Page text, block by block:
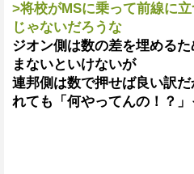
>将校がMSに乗って前線に
じゃないだろうな
ジオン側は数の差を埋める
まないといけないが
連邦側は数で押せば良い訳
れても「何やってんの！？